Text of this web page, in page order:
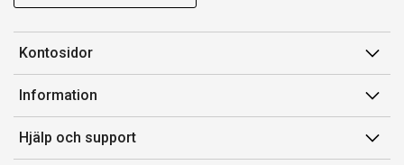
Kontosidor
Mina sidor
Orderhistorik
Fakturor & Kvitton
Information
Försäljningsvillkor
Villkor för Komplett Företag Plus
Hjälp och support